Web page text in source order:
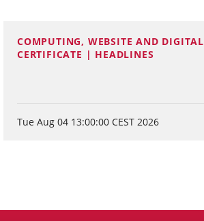
COMPUTING, WEBSITE AND DIGITAL
CERTIFICATE | HEADLINES
Tue Aug 04 13:00:00 CEST 2026